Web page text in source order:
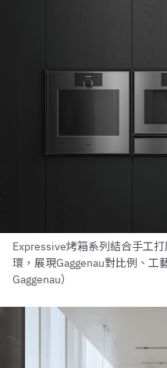
Expressive烤箱系列結合手工
環，展現Gaggenau對比例、工
Gaggenau）